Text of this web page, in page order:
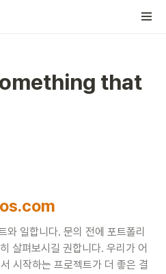
that
와 일합니다. 문의 전에 포트폴리
살펴보시길 권합니다. 우리가 어
시작하는 프로젝트가 더 좋은 결